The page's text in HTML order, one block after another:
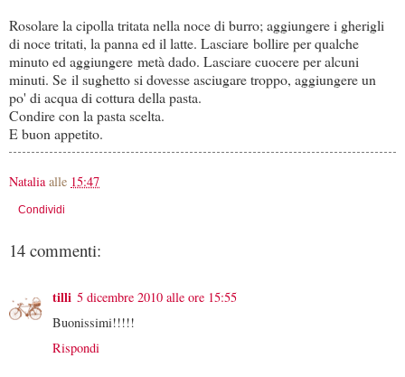
Rosolare la cipolla tritata nella noce di burro; aggiungere i gherigli
di noce tritati, la panna ed il latte. Lasciare bollire per qualche
minuto ed aggiungere metà dado. Lasciare cuocere per alcuni
minuti. Se il sughetto si dovesse asciugare troppo, aggiungere un
po' di acqua di cottura della pasta.
Condire con la pasta scelta.
E buon appetito.
Natalia alle 15:47
Condividi
14 commenti:
tilli 5 dicembre 2010 alle ore 15:55
Buonissimi!!!!!
Rispondi